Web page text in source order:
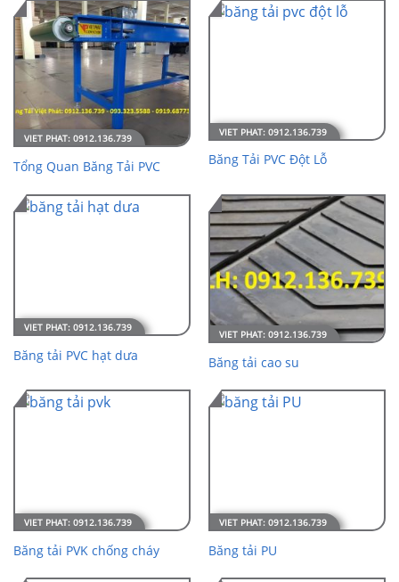
Tổng Quan Băng Tải PVC Băng Tải PVC Đột Lỗ
Băng tải PVC hạt dưa Băng tải cao su
Băng tải PVK chống cháy Băng tải PU